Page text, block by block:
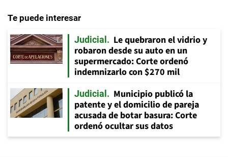
Te puede interesar
Judicial
Le quebraron el vidrio y
robaron desde su auto en un
supermercado: Corte ordenó
indemnizarlo con $270 mil
Judicial
Municipio publicó la
patente y el domicilio de pareja
acusada de botar basura: Corte
ordenó ocultar sus datos